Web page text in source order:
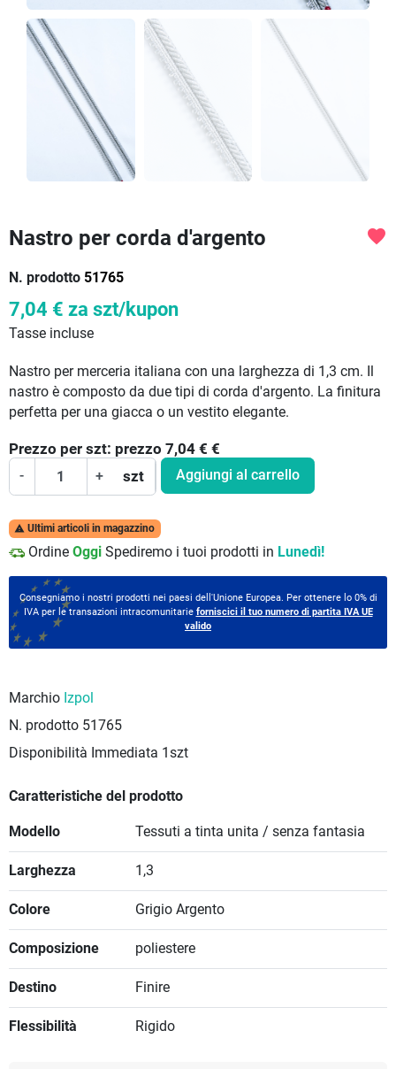
Nastro per corda d'argento
N. prodotto 51765
favorite
7,04 € za szt/kupon
Tasse incluse
Nastro per merceria italiana con una larghezza di 1,3 cm. Il
nastro è composto da due tipi di corda d'argento. La finitura
perfetta per una giacca o un vestito elegante.
Prezzo per szt: prezzo 7,04 € €
- + szt Aggiungi al carrello
 Ultimi articoli in magazzino
Ordine Oggi Spediremo i tuoi prodotti in Lunedì!
Consegniamo i nostri prodotti nei paesi dell'Unione Europea. Per ottenere lo 0% di
IVA per le transazioni intracomunitarie forniscici il tuo numero di partita IVA UE
valido
Marchio Izpol
N. prodotto 51765
Disponibilità Immediata 1szt
Caratteristiche del prodotto
Modello Tessuti a tinta unita / senza fantasia
Larghezza 1,3
Colore Grigio Argento
Composizione poliestere
Destino Finire
Flessibilità Rigido